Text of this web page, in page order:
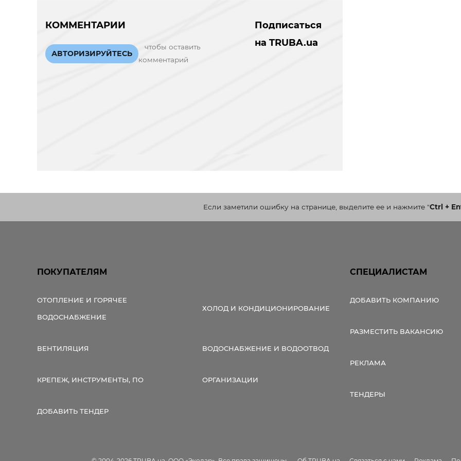
КОММЕНТАРИИ
АВТОРИЗИРУЙТЕСЬ
чтобы оставить
комментарий
Подписаться
на TRUBA.ua
Если заметили ошибку на странице, выделите ее и нажмите"Ctrl +
ПОКУПАТЕЛЯМ
ОТОПЛЕНИЕ И ГОРЯЧЕЕ
ВОДОСНАБЖЕНИЕ
ХОЛОД И КОНДИЦИОНИРОВАНИЕ
ВЕНТИЛЯЦИЯ ВОДОСНАБЖЕНИЕ И ВОДООТВОД
КРЕПЕЖ, ИНСТРУМЕНТЫ, ПО ОРГАНИЗАЦИИ
ДОБАВИТЬ ТЕНДЕР
СПЕЦИАЛИСТАМ
ДОБАВИТЬ КОМПАНИЮ
РАЗМЕСТИТЬ ВАКАНСИЮ
РЕКЛАМА
ТЕНДЕРЫ